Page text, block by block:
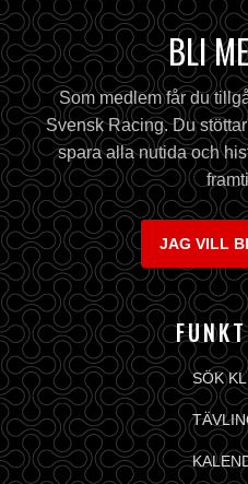
BLI
Som medlem får du
Svensk Racing. Du
spara alla nutida och
JAG VILL
SÖK